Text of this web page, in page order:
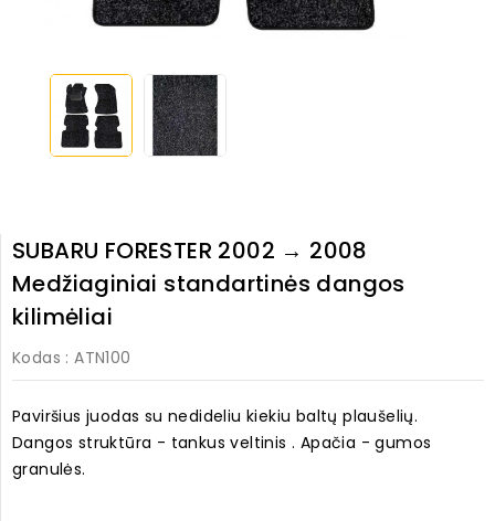
SUBARU FORESTER 2002 → 2008
Medžiaginiai standartinės dangos
kilimėliai
Kodas : ATN100
Paviršius juodas su nedideliu kiekiu baltų plaušelių.
Dangos struktūra - tankus veltinis . Apačia - gumos
granulės.